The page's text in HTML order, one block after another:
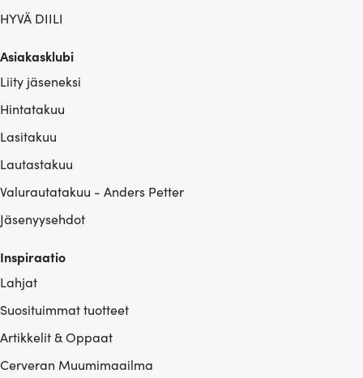
HYVÄ DIILI
Asiakasklubi
Liity jäseneksi
Hintatakuu
Lasitakuu
Lautastakuu
Valurautatakuu - Anders Petter
Jäsenyysehdot
Inspiraatio
Lahjat
Suosituimmat tuotteet
Artikkelit & Oppaat
Cerveran Muumimaailma